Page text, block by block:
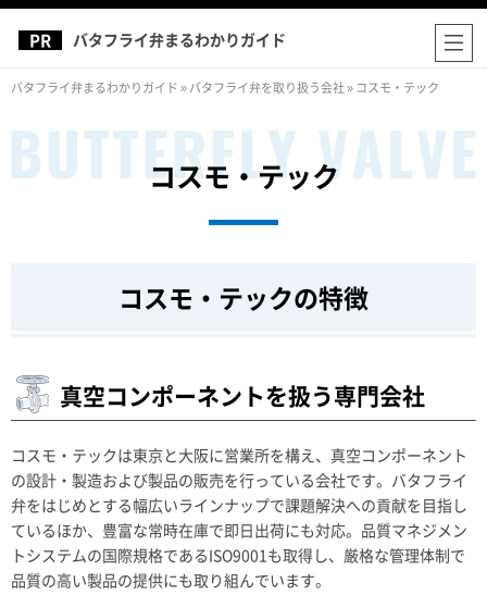
バタフライ弁まるわかりガイド
バタフライ弁まるわかりガイド»バタフライ弁を取り扱う会社» コスモ・テック
コスモ・テック
コスモ・テックの特徴
真空コンポーネントを扱う専門会社
コスモ・テックは東京と大阪に営業所を構え、真空コンポーネント
の設計・製造および製品の販売を行っている会社です。バタフライ
弁をはじめとする幅広いラインナップで課題解決への貢献を目指し
ているほか、豊富な常時在庫で即日出荷にも対応。品質マネジメン
トシステムの国際規格であるISO9001も取得し、厳格な管理体制で
品質の高い製品の提供にも取り組んでいます。